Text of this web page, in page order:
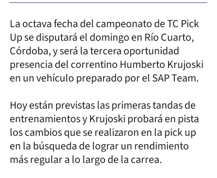
La octava fecha del campeonato de TC Pick
Up se disputará el domingo en Río Cuarto,
Córdoba, y será la tercera oportunidad
presencia del correntino Humberto Krujoski
en un vehículo preparado por el SAP Team.
Hoy están previstas las primeras tandas de
entrenamientos y Krujoski probará en pista
los cambios que se realizaron en la pick up
en la búsqueda de lograr un rendimiento
más regular a lo largo de la carrea.